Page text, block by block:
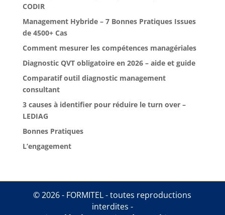
CODIR
Management Hybride – 7 Bonnes Pratiques Issues
de 4500+ Cas
Comment mesurer les compétences managériales
Diagnostic QVT obligatoire en 2026 – aide et guide
Comparatif outil diagnostic management
consultant
3 causes à identifier pour réduire le turn over –
LEDIAG
Bonnes Pratiques
L’engagement
© 2026 - FORMITEL - toutes reproductions
interdites -